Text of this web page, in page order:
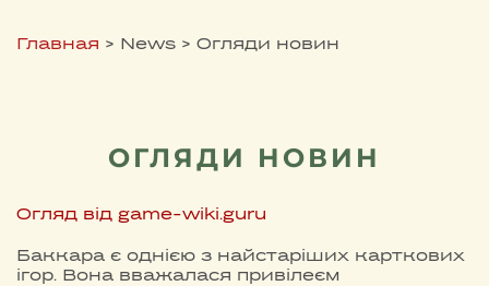
Главная > News > Огляди новин
ОГЛЯДИ НОВИН
Огляд від game-wiki.guru
Баккара є однією з найстаріших карткових
ігор. Вона вважалася привілеєм